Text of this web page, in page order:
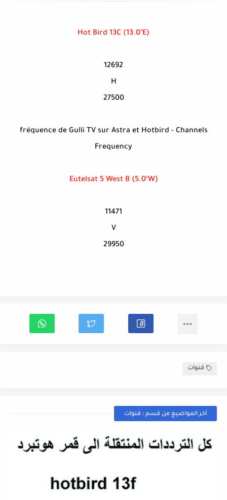
Hot Bird 13C (13.0°E)
12692
H
27500
fréquence de Gulli TV sur Astra et Hotbird - Channels
Frequency
Eutelsat 5 West B (5.0°W)
11471
V
29950
قنوات
أخر المواضيع من قسم : قنوات